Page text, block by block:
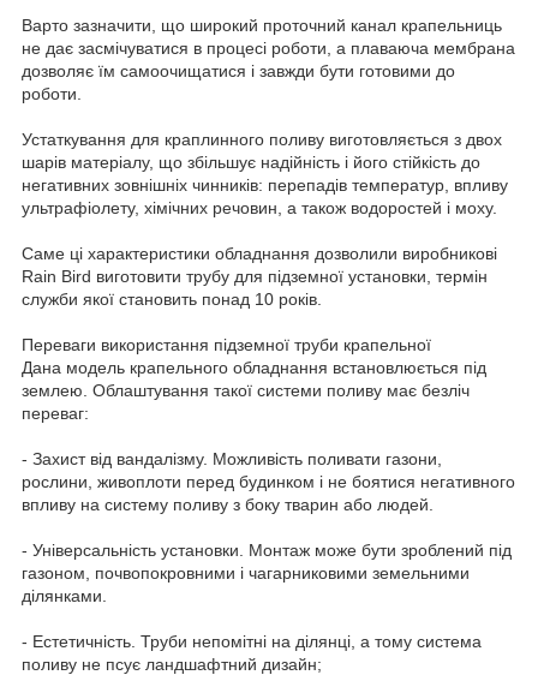
Варто зазначити, що широкий проточний канал крапельниць
не дає засмічуватися в процесі роботи, а плаваюча мембрана
дозволяє їм самоочищатися і завжди бути готовими до
роботи.
Устаткування для краплинного поливу виготовляється з двох
шарів матеріалу, що збільшує надійність і його стійкість до
негативних зовнішніх чинників: перепадів температур, впливу
ультрафіолету, хімічних речовин, а також водоростей і моху.
Саме ці характеристики обладнання дозволили виробникові
Rain Bird виготовити трубу для підземної установки, термін
служби якої становить понад 10 років.
Переваги використання підземної труби крапельної
Дана модель крапельного обладнання встановлюється під
землею. Облаштування такої системи поливу має безліч
переваг:
- Захист від вандалізму. Можливість поливати газони,
рослини, живоплоти перед будинком і не боятися негативного
впливу на систему поливу з боку тварин або людей.
- Універсальність установки. Монтаж може бути зроблений під
газоном, почвопокровними і чагарниковими земельними
ділянками.
- Естетичність. Труби непомітні на ділянці, а тому система
поливу не псує ландшафтний дизайн;